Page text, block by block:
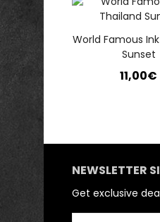
World Famous
Sunset
11,00€
NEWSLETTER
Get exclusive